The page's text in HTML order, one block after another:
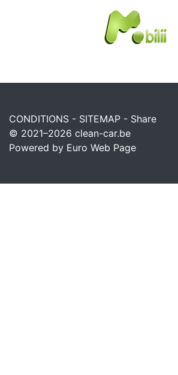
CONDITIONS - SITEMAP - Share
© 2021–2026 clean-car.be
Powered by Euro Web Page